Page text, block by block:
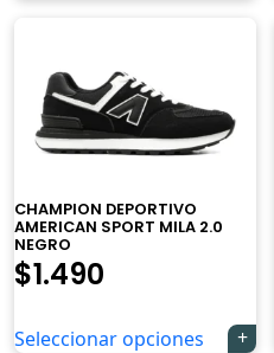
CHAMPION DEPORTIVO
AMERICAN SPORT MILA 2.0
NEGRO
$1.490
Seleccionar opciones